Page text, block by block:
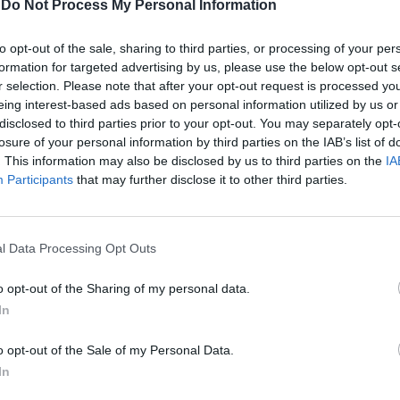
Do Not Process My Personal Information
opt-out of the sale, sharing to third parties, or processing of your
for targeted advertising by us, please use the below opt-out
selection. Please note that after your opt-out request is processed
interest-based ads based on personal information utilized by us
to third parties prior to your opt-out. You may separately
of your personal information by third parties on the IAB’s list of
This information may also be disclosed by us to third parties on the
Participants that may further disclose it to other third parties.
Data Processing Opt Outs
opt-out of the Sharing of my personal data.
opt-out of the Sale of my Personal Data.
follia che si scatena nel più estremo dei
La possiamo anche mettere in questi
Ecco: quest'uomo aveva creato tante
avventure e aveva inventato personaggi
e uno «stile» (nei «Pirati della
la mitica coppia Sandokan-Yanez,
un male se la immaginiamo con i
televisivi di Kabir Bedi e Philippe Leroy).
e se, limitandosi a qualche breve
biblioteca in biblioteca, di libro in libro,
dimostrato di essere un buon lupo
rotta. Paesaggi letterari che diventano
altro aveva saputo immergersi in
Rudy Giuliani a Come States?
Trump, Meloni e la strategia
americana